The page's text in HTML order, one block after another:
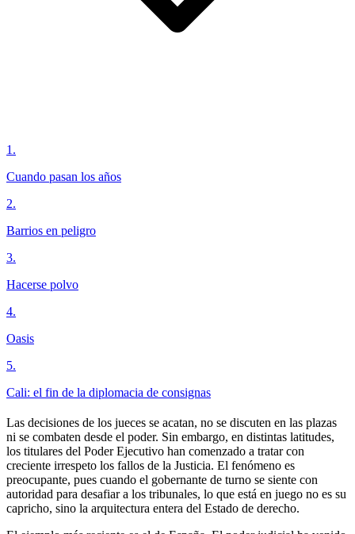
1 .
Cuando pasan los años
2.
Barrios en peligro
3.
Hacerse polvo
4.
Oasis
5.
Cali: el fin de la diplomacia de consignas
Las decisiones de los jueces se acatan, no se discuten en las plazas
ni se combaten desde el poder. Sin embargo, en distintas latitudes,
los titulares del Poder Ejecutivo han comenzado a tratar con
creciente irrespeto los fallos de la Justicia. El fenómeno es
preocupante, pues cuando el gobernante de turno se siente con
autoridad para desafiar a los tribunales, lo que está en juego no es su
capricho, sino la arquitectura entera del Estado de derecho.